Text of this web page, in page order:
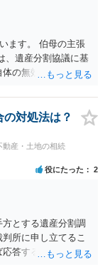
ます。 伯母の主張
遺産分割協議に基
の無効を裁判所が
の認知能力に関する
が否定される可能性
いること ・御祖母
たかの立証が困難
が否定される可能
い）ということが
対処法は？
動産・土地の相続
役にたった 2
とする遺産分割調
所に申し立てるこ
答する可能性がま